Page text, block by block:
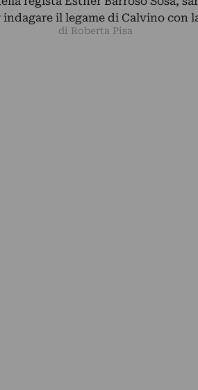
indagare il legame di Calvino con
di Roberta Pisa